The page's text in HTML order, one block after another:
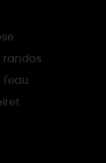
randos
l'eau